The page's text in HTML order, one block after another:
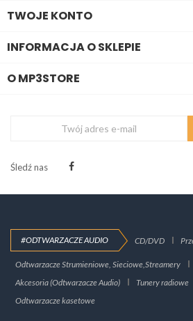
TWOJE KONTO
INFORMACJA O SKLEPIE
O MP3STORE
Śledź nas
#ODTWARZACZE AUDIO CD/DVD
Odtwarzacze Strumieniowe, Sieciowe,Streamery
Akcesoria (Odtwarzacze Audio)
Tunery radiowe
Odtwarzacze kasetowe